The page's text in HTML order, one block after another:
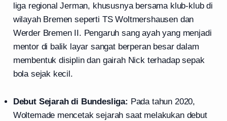
liga regional Jerman, khususnya bersama klub-klub di
wilayah Bremen seperti TS Woltmershausen dan
Werder Bremen II. Pengaruh sang ayah yang menjadi
mentor di balik layar sangat berperan besar dalam
membentuk disiplin dan gairah Nick terhadap sepak
bola sejak kecil.
Debut Sejarah di Bundesliga: Pada tahun 2020,
Woltemade mencetak sejarah saat melakukan debut